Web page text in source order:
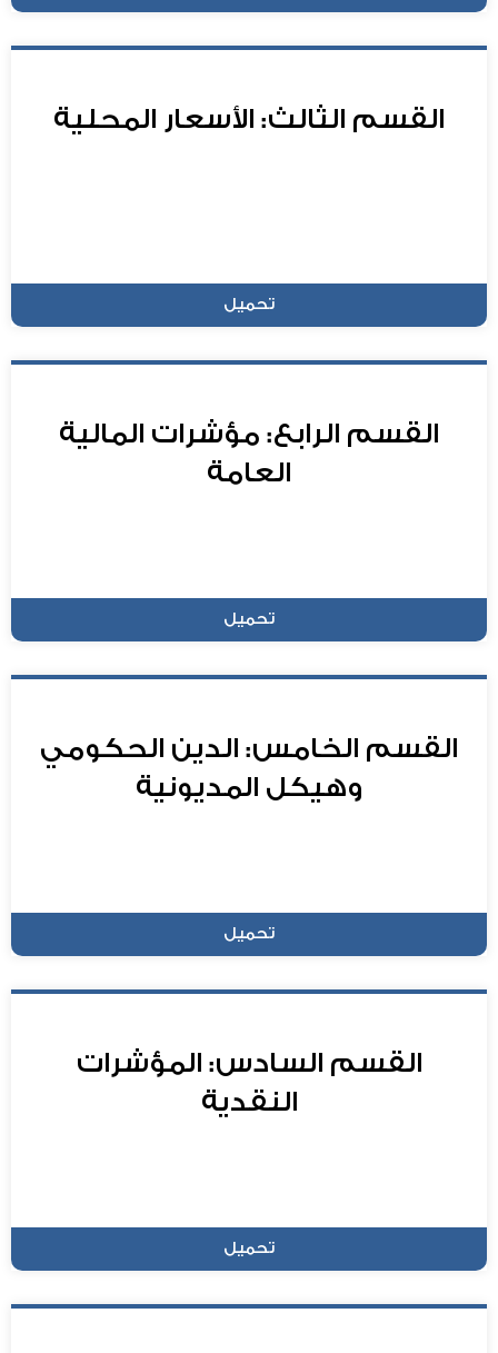
القسم الثالث: الأسعار المحلية
تحميل
القسم الرابع: مؤشرات المالية
العامة
تحميل
القسم الخامس: الدين الحكومي
وهيكل المديونية
تحميل
القسم السادس: المؤشرات
النقدية
تحميل